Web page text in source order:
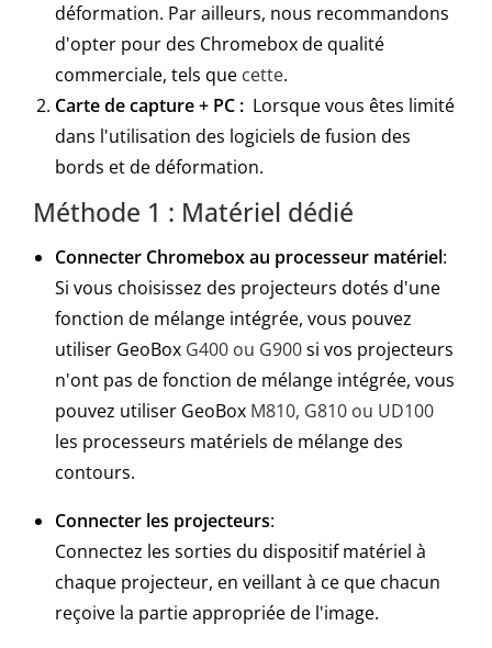
déformation. Par ailleurs, nous recommandons
d'opter pour des Chromebox de qualité
commerciale, tels que cette.
Carte de capture + PC : Lorsque vous êtes limité
dans l'utilisation des logiciels de fusion des
bords et de déformation.
Méthode 1 : Matériel dédié
Connecter Chromebox au processeur matériel:
Si vous choisissez des projecteurs dotés d'une
fonction de mélange intégrée, vous pouvez
utiliser GeoBox G400 ou G900si vos projecteurs
n'ont pas de fonction de mélange intégrée, vous
pouvez utiliser GeoBox M810, G810 ou UD100
les processeurs matériels de mélange des
contours.
Connecter les projecteurs:
Connectez les sorties du dispositif matériel à
chaque projecteur, en veillant à ce que chacun
reçoive la partie appropriée de l'image.